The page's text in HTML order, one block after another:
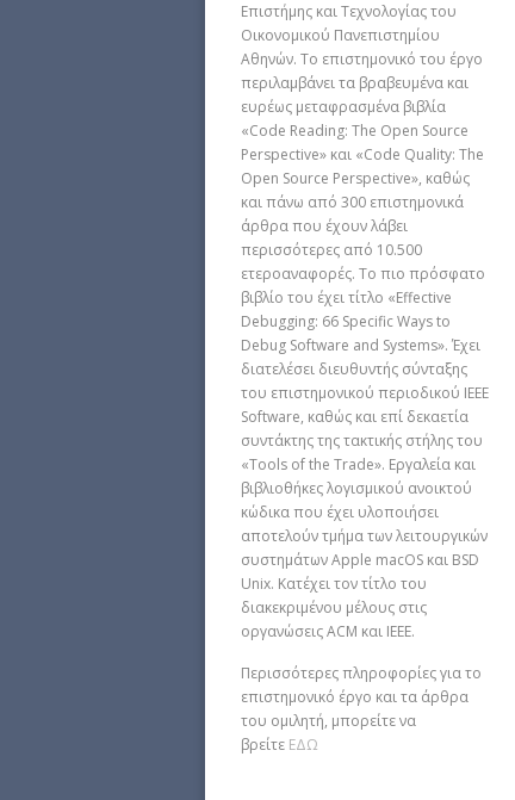
Επιστήμης και Τεχνολογίας του
Οικονομικού Πανεπιστημίου
Αθηνών. Το επιστημονικό του έργο
περιλαμβάνει τα βραβευμένα και
ευρέως μεταφρασμένα βιβλία
«Code Reading: The Open Source
Perspective» και «Code Quality: The
Open Source Perspective», καθώς
και πάνω από 300 επιστημονικά
άρθρα που έχουν λάβει
περισσότερες από 10.500
ετεροαναφορές. Το πιο πρόσφατο
βιβλίο του έχει τίτλο «Effective
Debugging: 66 Specific Ways to
Debug Software and Systems». Έχει
διατελέσει διευθυντής σύνταξης
του επιστημονικού περιοδικού IEEE
Software, καθώς και επί δεκαετία
συντάκτης της τακτικής στήλης του
«Tools of the Trade». Εργαλεία και
βιβλιοθήκες λογισμικoύ ανοικτού
κώδικα που έχει υλοποιήσει
αποτελούν τμήμα των λειτουργικών
συστημάτων Apple macOS και BSD
Unix. Κατέχει τον τίτλο του
διακεκριμένου μέλους στις
οργανώσεις ACM και IEEE.
Περισσότερες πληροφορίες για το
επιστημονικό έργο και τα άρθρα
του ομιλητή, μπορείτε να
βρείτε ΕΔΩ